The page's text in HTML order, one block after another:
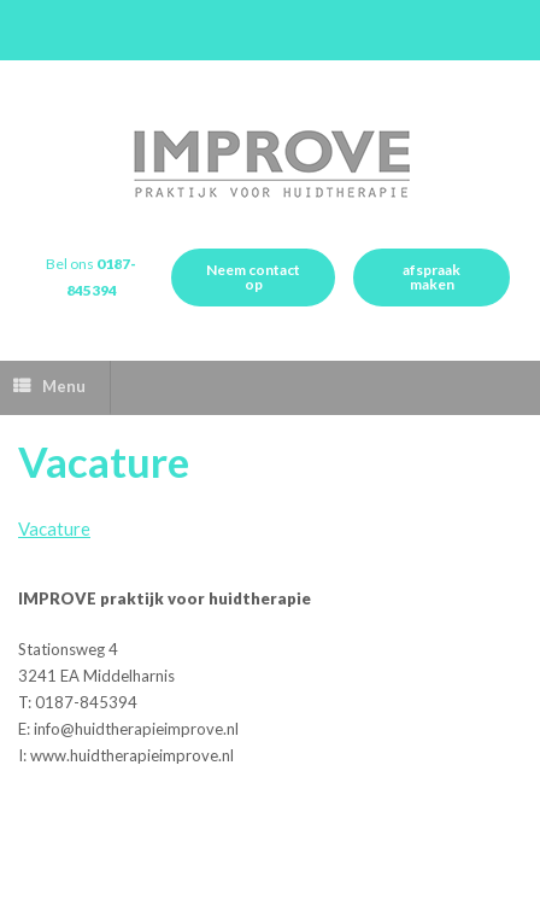
Bel ons 0187-
845394
Neem contact
op
afspraak
maken
Menu
Vacature
Vacature
IMPROVE praktijk voor huidtherapie
Stationsweg 4
3241 EA Middelharnis
T: 0187-845394
E: info@huidtherapieimprove.nl
I: www.huidtherapieimprove.nl